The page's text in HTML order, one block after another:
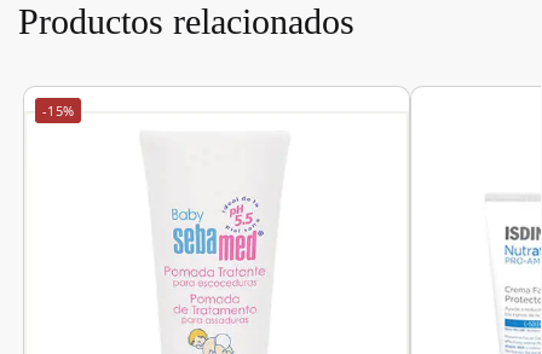
Productos relacionados
-15%